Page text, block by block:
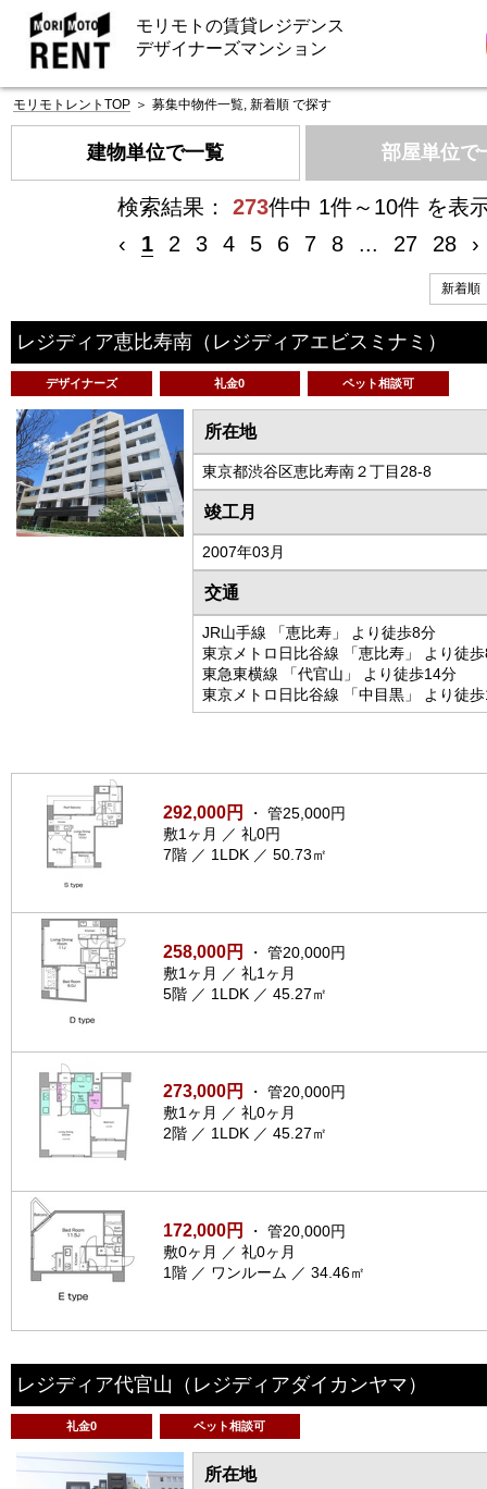
モリモトの賃貸レジデンス
デザイナーズマンション
モリモトレントTOP ＞ 募集中物件一覧, 新着順 で探す
建物単位で一覧 部屋単位で
検索結果： 273件中 1件～10件 を表
‹
1 2 3 4 5 6 7 8 ... 27 28 ›
レジディア恵比寿南 （レジディアエビスミナミ）
デザイナーズ 礼金0 ペット相談可
所在地
東京都渋谷区恵比寿南２丁目28-8
竣工月
2007年03月
交通
JR山手線 「恵比寿」 より徒歩8分
東京メトロ日比谷線 「恵比寿」 より徒
東急東横線 「代官山」 より徒歩14分
東京メトロ日比谷線 「中目黒」 より徒
292,000円
・ 管25,000円
敷1ヶ月 ／ 礼0円
7階 ／ 1LDK ／ 50.73㎡
258,000円
・ 管20,000円
敷1ヶ月 ／ 礼1ヶ月
5階 ／ 1LDK ／ 45.27㎡
273,000円
・ 管20,000円
敷1ヶ月 ／ 礼0ヶ月
2階 ／ 1LDK ／ 45.27㎡
172,000円
・ 管20,000円
敷0ヶ月 ／ 礼0ヶ月
1階 ／ ワンルーム ／ 34.46㎡
レジディア代官山 （レジディアダイカンヤマ）
礼金0 ペット相談可
所在地